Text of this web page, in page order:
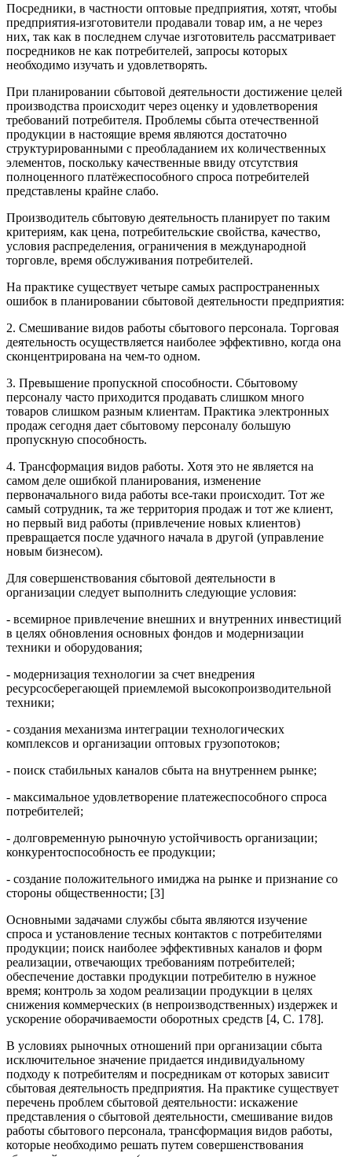
Посредники, в частности оптовые предприятия, хотят, чтобы
предприятия-изготовители продавали товар им, а не через
них, так как в последнем случае изготовитель рассматривает
посредников не как потребителей, запросы которых
необходимо изучать и удовлетворять.
При планировании сбытовой деятельности достижение целей
производства происходит через оценку и удовлетворения
требований потребителя. Проблемы сбыта отечественной
продукции в настоящие время являются достаточно
структурированными с преобладанием их количественных
элементов, поскольку качественные ввиду отсутствия
полноценного платёжеспособного спроса потребителей
представлены крайне слабо.
Производитель сбытовую деятельность планирует по таким
критериям, как цена, потребительские свойства, качество,
условия распределения, ограничения в международной
торговле, время обслуживания потребителей.
На практике существует четыре самых распространенных
ошибок в планировании сбытовой деятельности предприятия:
2. Смешивание видов работы сбытового персонала. Торговая
деятельность осуществляется наиболее эффективно, когда она
сконцентрирована на чем-то одном.
3. Превышение пропускной способности. Сбытовому
персоналу часто приходится продавать слишком много
товаров слишком разным клиентам. Практика электронных
продаж сегодня дает сбытовому персоналу большую
пропускную способность.
4. Трансформация видов работы. Хотя это не является на
самом деле ошибкой планирования, изменение
первоначального вида работы все-таки происходит. Тот же
самый сотрудник, та же территория продаж и тот же клиент,
но первый вид работы (привлечение новых клиентов)
превращается после удачного начала в другой (управление
новым бизнесом).
Для совершенствования сбытовой деятельности в
организации следует выполнить следующие условия:
- всемирное привлечение внешних и внутренних инвестиций
в целях обновления основных фондов и модернизации
техники и оборудования;
- модернизация технологии за счет внедрения
ресурсосберегающей приемлемой высокопроизводительной
техники;
- создания механизма интеграции технологических
комплексов и организации оптовых грузопотоков;
- поиск стабильных каналов сбыта на внутреннем рынке;
- максимальное удовлетворение платежеспособного спроса
потребителей;
- долговременную рыночную устойчивость организации;
конкурентоспособность ее продукции;
- создание положительного имиджа на рынке и признание со
стороны общественности; [3]
Основными задачами службы сбыта являются изучение
спроса и установление тесных контактов с потребителями
продукции; поиск наиболее эффективных каналов и форм
реализации, отвечающих требованиям потребителей;
обеспечение доставки продукции потребителю в нужное
время; контроль за ходом реализации продукции в целях
снижения коммерческих (в непроизводственных) издержек и
ускорение оборачиваемости оборотных средств [4, C. 178].
В условиях рыночных отношений при организации сбыта
исключительное значение придается индивидуальному
подходу к потребителям и посредникам от которых зависит
сбытовая деятельность предприятия. На практике существует
перечень проблем сбытовой деятельности: искажение
представления о сбытовой деятельности, смешивание видов
работы сбытового персонала, трансформация видов работы,
которые необходимо решать путем совершенствования